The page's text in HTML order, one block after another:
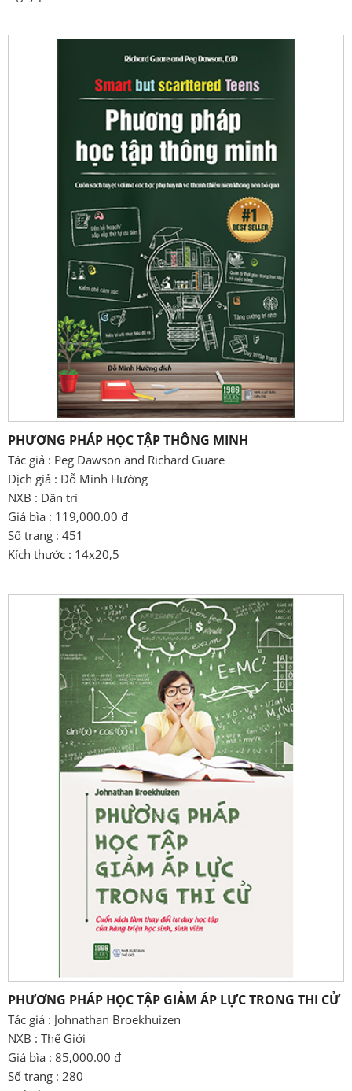
PHƯƠNG PHÁP HỌC TẬP THÔNG MINH
Tác giả : Peg Dawson and Richard Guare
Dịch giả : Đỗ Minh Hường
NXB : Dân trí
Giá bìa : 119,000.00 đ
Số trang : 451
Kích thước : 14x20,5
PHƯƠNG PHÁP HỌC TẬP GIẢM ÁP LỰC TRONG THI CỬ
Tác giả : Johnathan Broekhuizen
NXB : Thế Giới
Giá bìa : 85,000.00 đ
Số trang : 280